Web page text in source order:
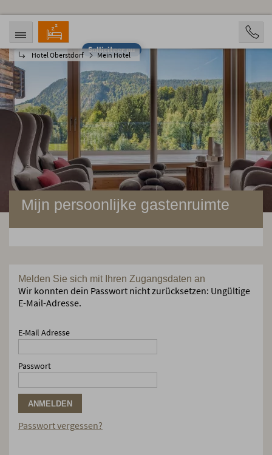
Solliciteer nu
Hotel Oberstdorf Mein Hotel
AANKOMST
07.08.2026
VERTREK
12.08.2026
OPVARENDEN
2 Personen
BOOKING
Mijn persoonlijke gastenruimte
Melden Sie sich mit Ihren Zugangsdaten an
Wir konnten dein Passwort nicht zurücksetzen: Ungültige
E-Mail-Adresse.
E-Mail Adresse
Passwort
ANMELDEN
Passwort vergessen?